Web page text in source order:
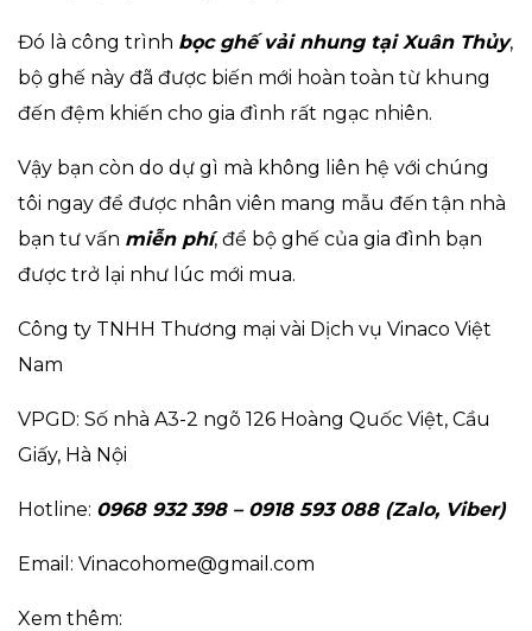
Đó là công trình bọc ghế vải nhung tại Xuân Thủy,
bộ ghế này đã được biến mới hoàn toàn từ khung
đến đệm khiến cho gia đình rất ngạc nhiên.
Vậy bạn còn do dự gì mà không liên hệ với chúng
tôi ngay để được nhân viên mang mẫu đến tận nhà
bạn tư vấn miễn phí, để bộ ghế của gia đình bạn
được trở lại như lúc mới mua.
Công ty TNHH Thương mại vài Dịch vụ Vinaco Việt
Nam
VPGD: Số nhà A3-2 ngõ 126 Hoàng Quốc Việt, Cầu
Giấy, Hà Nội
Hotline: 0968 932 398 – 0918 593 088 (Zalo, Viber)
Email: Vinacohome@gmail.com
Xem thêm: